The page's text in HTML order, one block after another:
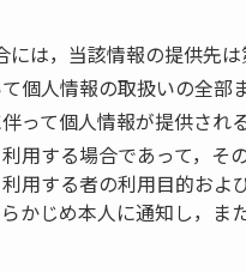
は，当該情報の提供先は
個人情報の取扱いの全部
って個人情報が提供され
用する場合であって，そ
用する者の利用目的およ
かじめ本人に通知し，ま